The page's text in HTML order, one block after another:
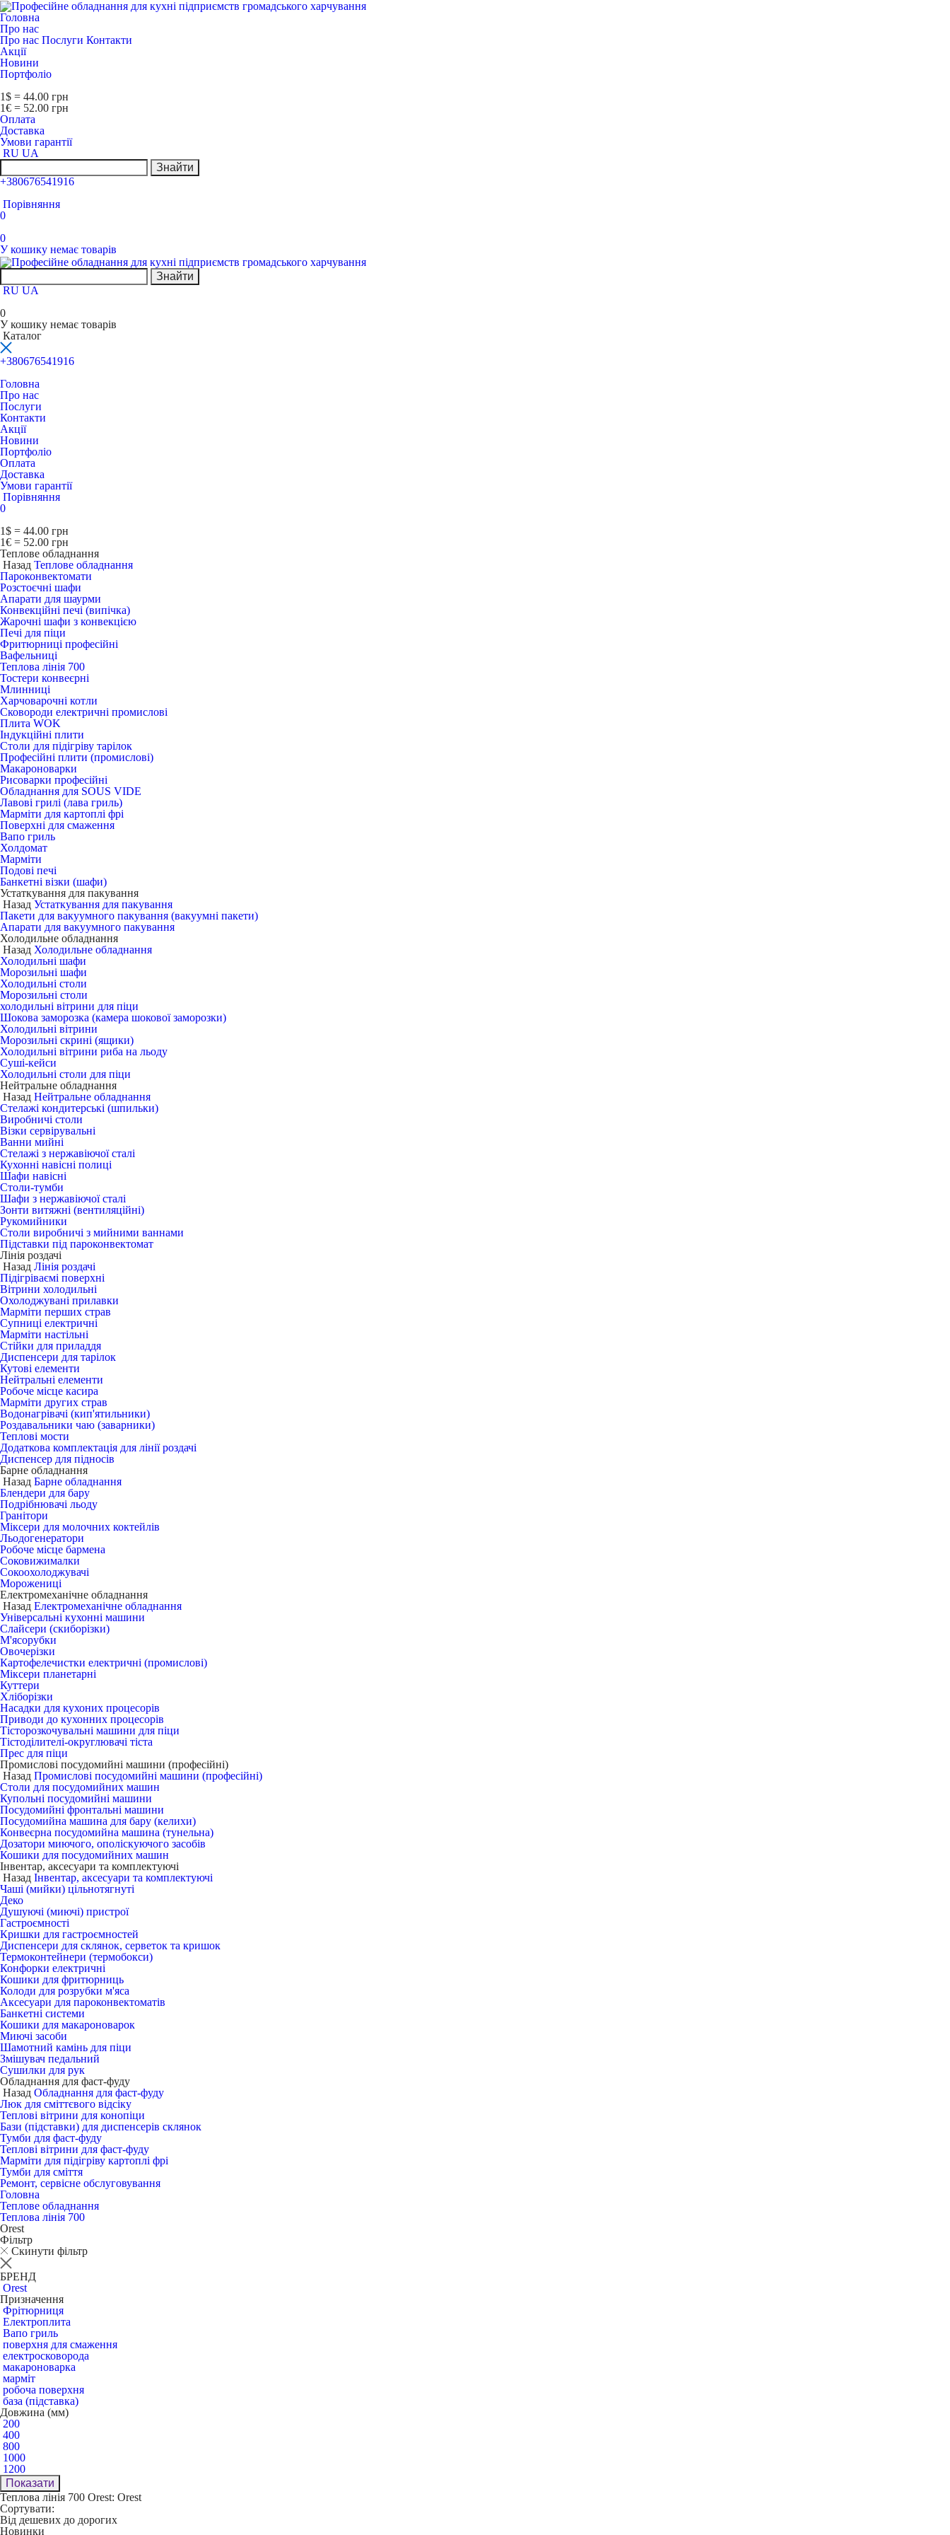
Головна
Про нас
Про нас Послуги Контакти
Акції
Новини
Портфоліо
1$ = 44.00 грн
1€ = 52.00 грн
Оплата
Доставка
Умови гарантії
RU UA
Знайти
+380676541916
Порівняння
0
0
У кошику немає товарів
Знайти
RU UA
0
У кошику немає товарів
Каталог
+380676541916
Головна
Про нас
Послуги
Контакти
Акції
Новини
Портфоліо
Оплата
Доставка
Умови гарантії
Порівняння
0
1$ = 44.00 грн
1€ = 52.00 грн
Теплове обладнання
Назад Теплове обладнання
Пароконвектомати
Розстоєчні шафи
Апарати для шаурми
Конвекційні печі (випічка)
Жарочні шафи з конвекцією
Печі для піци
Фритюрниці професійні
Вафельниці
Теплова лінія 700
Тостери конвеєрні
Млинниці
Харчоварочні котли
Сковороди електричні промислові
Плита WOK
Індукційні плити
Столи для підігріву тарілок
Професійні плити (промислові)
Макароноварки
Рисоварки професійні
Обладнання для SOUS VIDE
Лавові грилі (лава гриль)
Марміти для картоплі фрі
Поверхні для смаження
Вапо гриль
Холдомат
Марміти
Подові печі
Банкетні візки (шафи)
Устаткування для пакування
Назад Устаткування для пакування
Пакети для вакуумного пакування (вакуумні пакети)
Апарати для вакуумного пакування
Холодильне обладнання
Назад Холодильне обладнання
Холодильні шафи
Морозильні шафи
Холодильні столи
Морозильні столи
холодильні вітрини для піци
Шокова заморозка (камера шокової заморозки)
Холодильні вітрини
Морозильні скрині (ящики)
Холодильні вітрини риба на льоду
Суші-кейси
Холодильні столи для піци
Нейтральне обладнання
Назад Нейтральне обладнання
Стелажі кондитерські (шпильки)
Виробничі столи
Візки сервірувальні
Ванни мийні
Стелажі з нержавіючої сталі
Кухонні навісні полиці
Шафи навісні
Столи-тумби
Шафи з нержавіючої сталі
Зонти витяжні (вентиляційні)
Рукомийники
Столи виробничі з мийними ваннами
Підставки під пароконвектомат
Лінія роздачі
Назад Лінія роздачі
Підігріваємі поверхні
Вітрини холодильні
Охолоджувані прилавки
Марміти перших страв
Супниці електричні
Марміти настільні
Стійки для приладдя
Диспенсери для тарілок
Кутові елементи
Нейтральні елементи
Робоче місце касира
Марміти других страв
Водонагрівачі (кип'ятильники)
Роздавальники чаю (заварники)
Теплові мости
Додаткова комплектація для лінії роздачі
Диспенсер для підносів
Барне обладнання
Назад Барне обладнання
Блендери для бару
Подрібнювачі льоду
Гранітори
Міксери для молочних коктейлів
Льодогенератори
Робоче місце бармена
Соковижималки
Сокоохолоджувачі
Морожениці
Електромеханічне обладнання
Назад Електромеханічне обладнання
Універсальні кухонні машини
Слайсери (скиборізки)
М'ясорубки
Овочерізки
Картофелечистки електричні (промислові)
Міксери планетарні
Куттери
Хліборізки
Насадки для кухоних процесорів
Приводи до кухонних процесорів
Тісторозкочувальні машини для піци
Тістоділителі-округлювачі тіста
Прес для піци
Промислові посудомийні машини (професійні)
Назад Промислові посудомийні машини (професійні)
Столи для посудомийних машин
Купольні посудомийні машини
Посудомийні фронтальні машини
Посудомийна машина для бару (келихи)
Конвеєрна посудомийна машина (тунельна)
Дозатори миючого, ополіскуючого засобів
Кошики для посудомийних машин
Інвентар, аксесуари та комплектуючі
Назад Інвентар, аксесуари та комплектуючі
Чаші (мийки) цільнотягнуті
Деко
Душуючі (миючі) пристрої
Гастроємності
Кришки для гастроємностей
Диспенсери для склянок, серветок та кришок
Термоконтейнери (термобокси)
Конфорки електричні
Кошики для фритюрниць
Колоди для розрубки м'яса
Аксесуари для пароконвектоматів
Банкетні системи
Кошики для макароноварок
Миючі засоби
Шамотний камінь для піци
Змішувач педальний
Сушилки для рук
Обладнання для фаст-фуду
Назад Обладнання для фаст-фуду
Люк для сміттєвого відсіку
Теплові вітрини для конопіци
Бази (підставки) для диспенсерів склянок
Тумби для фаст-фуду
Теплові вітрини для фаст-фуду
Марміти для підігріву картоплі фрі
Тумби для сміття
Ремонт, сервісне обслуговування
Головна
Теплове обладнання
Теплова лінія 700
Orest
Фільтр
Скинути фільтр
БРЕНД
Orest
Призначення
Фрітюрниця
Електроплита
Вапо гриль
поверхня для смаження
електросковорода
макароноварка
марміт
робоча поверхня
база (підставка)
Довжина (мм)
200
400
800
1000
1200
Показати
Теплова лінія 700 Orest: Orest
Сортувати:
Від дешевих до дорогих
Новинки